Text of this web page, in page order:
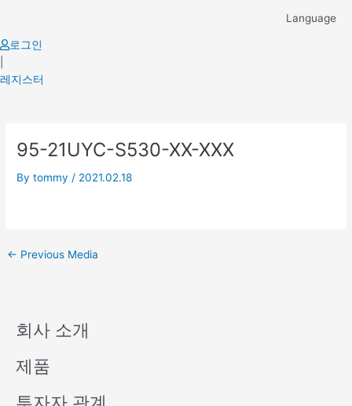
content
Language
로그인
레지스터
95-21UYC-S530-XX-XXX
Bytommy / 2021.02.18
navigation
← Previous Media
회사 소개
제품